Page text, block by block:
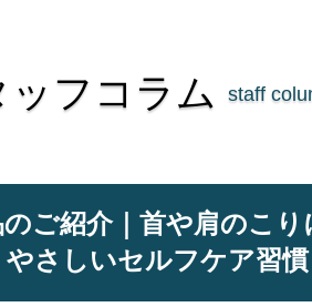
ッフコラム staff
のご紹介｜首や肩のこ
やさしいセルフケア習慣